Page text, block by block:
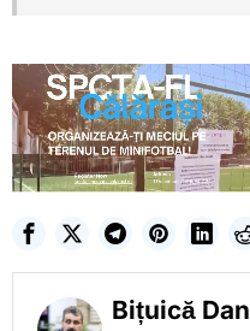
Bițuică Dan